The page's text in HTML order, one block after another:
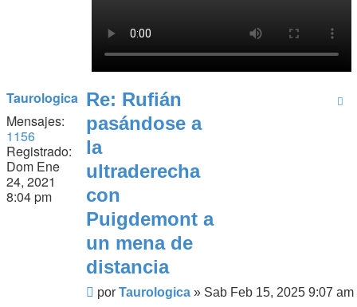
Taurologica
Mensajes:
1156
Registrado:
Dom Ene
24, 2021
8:04 pm
Re: Rufián
pasándose a
la
ultraderecha
con
Puigdemont a
un mena de
distancia
Mensaje
por Taurologica» Sab Feb 15, 2025 9:07 am